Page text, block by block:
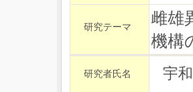
研究テーマ
雌雄
機構
研究者氏名 宇